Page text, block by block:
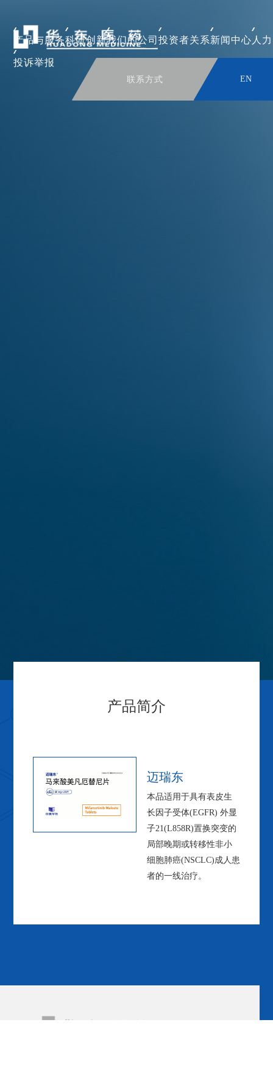
产品与服务科研创新我们的公司投资者关系新闻中心 人
投诉举报
联系方式 EN
产品简介
迈瑞东
本品适用于具有表皮生
长因子受体(EGFR) 外显
子21(L858R)置换突变的
局部晚期或转移性非小
细胞肺癌(NSCLC)成人患
者的一线治疗。